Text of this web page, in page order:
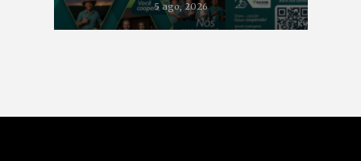
5 ago, 2026